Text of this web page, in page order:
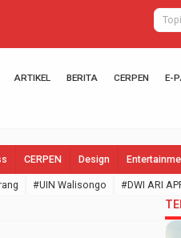
ARTIKEL BERITA CERPEN E-
CERPEN Design
#UIN Walisongo #DWI ARI